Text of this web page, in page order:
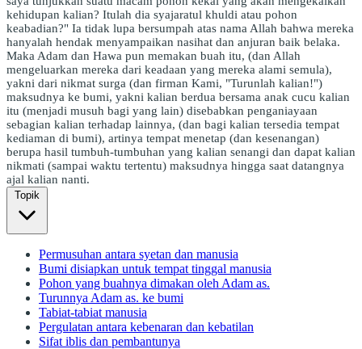
kehidupan kalian? Itulah dia syajaratul khuldi atau pohon
keabadian?" Ia tidak lupa bersumpah atas nama Allah bahwa mereka
hanyalah hendak menyampaikan nasihat dan anjuran baik belaka.
Maka Adam dan Hawa pun memakan buah itu, (dan Allah
mengeluarkan mereka dari keadaan yang mereka alami semula),
yakni dari nikmat surga (dan firman Kami, "Turunlah kalian!")
maksudnya ke bumi, yakni kalian berdua bersama anak cucu kalian
itu (menjadi musuh bagi yang lain) disebabkan penganiayaan
sebagian kalian terhadap lainnya, (dan bagi kalian tersedia tempat
kediaman di bumi), artinya tempat menetap (dan kesenangan)
berupa hasil tumbuh-tumbuhan yang kalian senangi dan dapat kalian
nikmati (sampai waktu tertentu) maksudnya hingga saat datangnya
ajal kalian nanti.
Topik
Permusuhan antara syetan dan manusia
Bumi disiapkan untuk tempat tinggal manusia
Pohon yang buahnya dimakan oleh Adam as.
Turunnya Adam as. ke bumi
Tabiat-tabiat manusia
Pergulatan antara kebenaran dan kebatilan
Sifat iblis dan pembantunya